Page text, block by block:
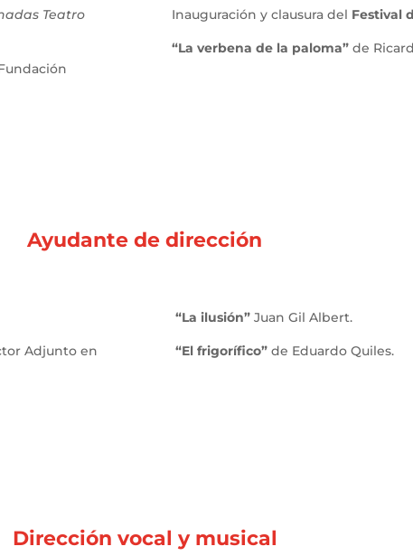
Teatro
Inauguración y clausura del Festival
“La verbena de la paloma”de
Ayudante de dirección
Adjunto en
“La ilusión”Juan Gil Albert.
“El frigorífico”de Eduardo Quiles.
Dirección vocal y musical